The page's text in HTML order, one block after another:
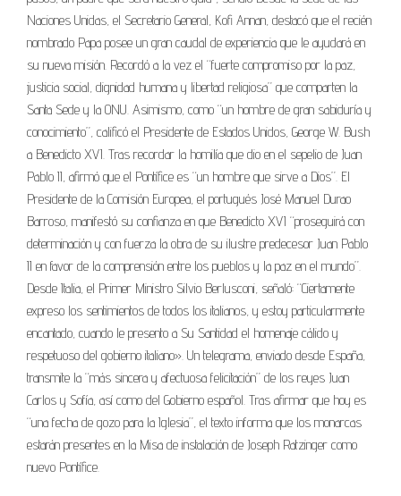
Naciones Unidas, el Secretario General, Kofi Annan, destacó que el recién
nombrado Papa posee un gran caudal de experiencia que le ayudará en
su nueva misión. Recordó a la vez el “fuerte compromiso por la paz,
justicia social, dignidad humana y libertad religiosa” que comparten la
Santa Sede y la ONU. Asimismo, como “un hombre de gran sabiduría y
conocimiento”, calificó el Presidente de Estados Unidos, George W. Bush
a Benedicto XVI. Tras recordar la homilía que dio en el sepelio de Juan
Pablo II, afirmó que el Pontífice es “un hombre que sirve a Dios”. El
Presidente de la Comisión Europea, el portugués José Manuel Durao
Barroso, manifestó su confianza en que Benedicto XVI “proseguirá con
determinación y con fuerza la obra de su ilustre predecesor Juan Pablo
II en favor de la comprensión entre los pueblos y la paz en el mundo”.
Desde Italia, el Primer Ministro Silvio Berlusconi, señaló: “Ciertamente
expreso los sentimientos de todos los italianos, y estoy particularmente
encantado, cuando le presento a Su Santidad el homenaje cálido y
respetuoso del gobierno italiano». Un telegrama, enviado desde España,
transmite la “más sincera y afectuosa felicitación” de los reyes Juan
Carlos y Sofía, así como del Gobierno español. Tras afirmar que hoy es
“una fecha de gozo para la Iglesia”, el texto informa que los monarcas
estarán presentes en la Misa de instalación de Joseph Ratzinger como
nuevo Pontífice.